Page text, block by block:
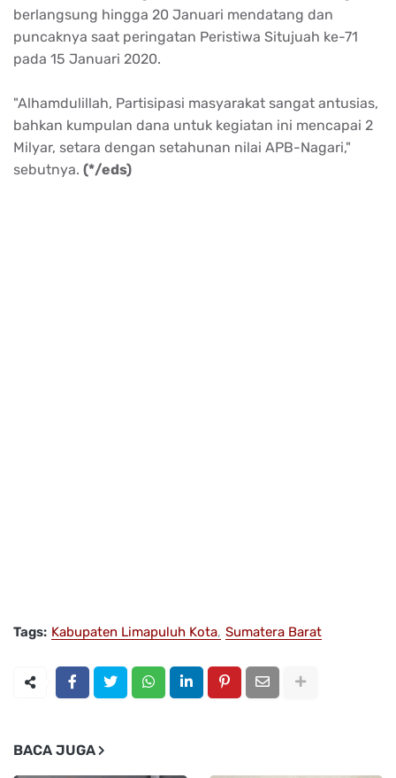
berlangsung hingga 20 Januari mendatang dan
puncaknya saat peringatan Peristiwa Situjuah ke-71
pada 15 Januari 2020.
"Alhamdulillah, Partisipasi masyarakat sangat antusias,
bahkan kumpulan dana untuk kegiatan ini mencapai 2
Milyar, setara dengan setahunan nilai APB-Nagari,"
sebutnya. (*/eds)
Tags: Kabupaten Limapuluh Kota Sumatera Barat
BACA JUGA